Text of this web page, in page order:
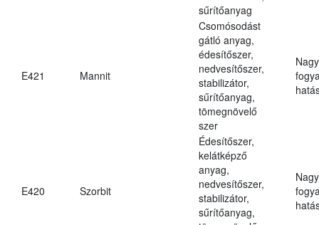
sűrítőanyag
E421 Mannit
Csomósodást
gátló anyag,
édesítőszer,
nedvesítőszer,
stabilizátor,
sűrítőanyag,
tömegnövelő
szer
E420 Szorbit
Édesítőszer,
kelátképző
anyag,
nedvesítőszer,
stabilizátor,
sűrítőanyag,